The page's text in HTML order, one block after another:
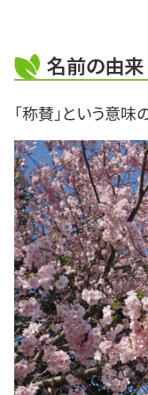
名前の由来
「称賛」という意味